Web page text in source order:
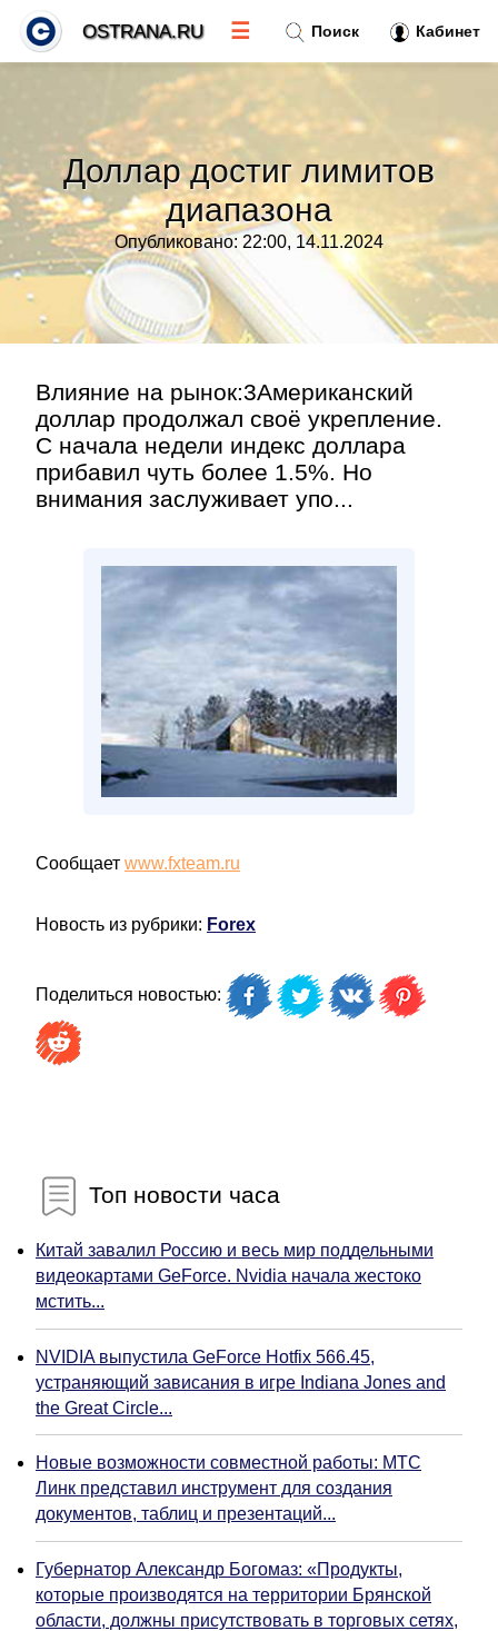
Доллар достиг лимитов
диапазона
Опубликовано: 22:00, 14.11.2024
Влияние на рынок:3Американский
доллар продолжал своё укрепление.
С начала недели индекс доллара
прибавил чуть более 1.5%. Но
внимания заслуживает упо...
Сообщает www.fxteam.ru
Новость из рубрики: Forex
Поделиться новостью:
Топ новости часа
Китай завалил Россию и весь мир поддельными
видеокартами GeForce. Nvidia начала жестоко
мстить...
NVIDIA выпустила GeForce Hotfix 566.45,
устраняющий зависания в игре Indiana Jones and
the Great Circle...
Новые возможности совместной работы: МТС
Линк представил инструмент для создания
документов, таблиц и презентаций...
Губернатор Александр Богомаз: «Продукты,
которые производятся на территории Брянской
области, должны присутствовать в торговых сетях,
Поиск Кабинет
OSTRANA.RU ☰
Тренды новостей»
Рубрики»
Правила»
Контакт»